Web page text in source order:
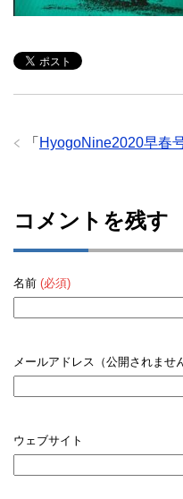
「 HyogoNine2020早春
コメントを残す
名前 (必須)
メールアドレス（公開されませ
ウェブサイト